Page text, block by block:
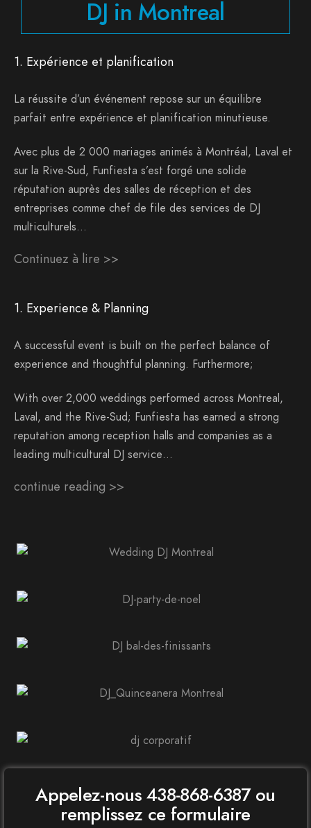
DJ in Montreal
1. Expérience et planification
La réussite d’un événement repose sur un équilibre
parfait entre expérience et planification minutieuse.
Avec plus de 2 000 mariages animés à Montréal, Laval et
sur la Rive-Sud, Funfiesta s’est forgé une solide
réputation auprès des salles de réception et des
entreprises comme chef de file des services de DJ
multiculturels…
Continuez à lire >>
1. Experience & Planning
A successful event is built on the perfect balance of
experience and thoughtful planning. Furthermore;
With over 2,000 weddings performed across Montreal,
Laval, and the Rive-Sud; Funfiesta has earned a strong
reputation among reception halls and companies as a
leading multicultural DJ service…
continue reading >>
Appelez-nous 438-868-6387 ou
remplissez ce formulaire